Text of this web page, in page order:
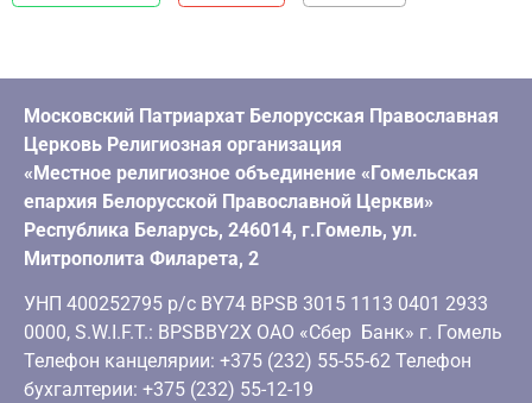
Московский Патриархат Белорусская Православная
Церковь Религиозная организация
«Местное религиозное объединение «Гомельская
епархия Белорусской Православной Церкви»
Республика Беларусь, 246014, г.Гомель, ул.
Митрополита Филарета, 2
УНП 400252795 р/с BY74 BPSB 3015 1113 0401 2933
0000, S.W.I.F.T.: BPSBBY2X ОАО «Сбер Банк» г. Гомель
Телефон канцелярии: +375 (232) 55-55-62 Телефон
бухгалтерии: +375 (232) 55-12-19